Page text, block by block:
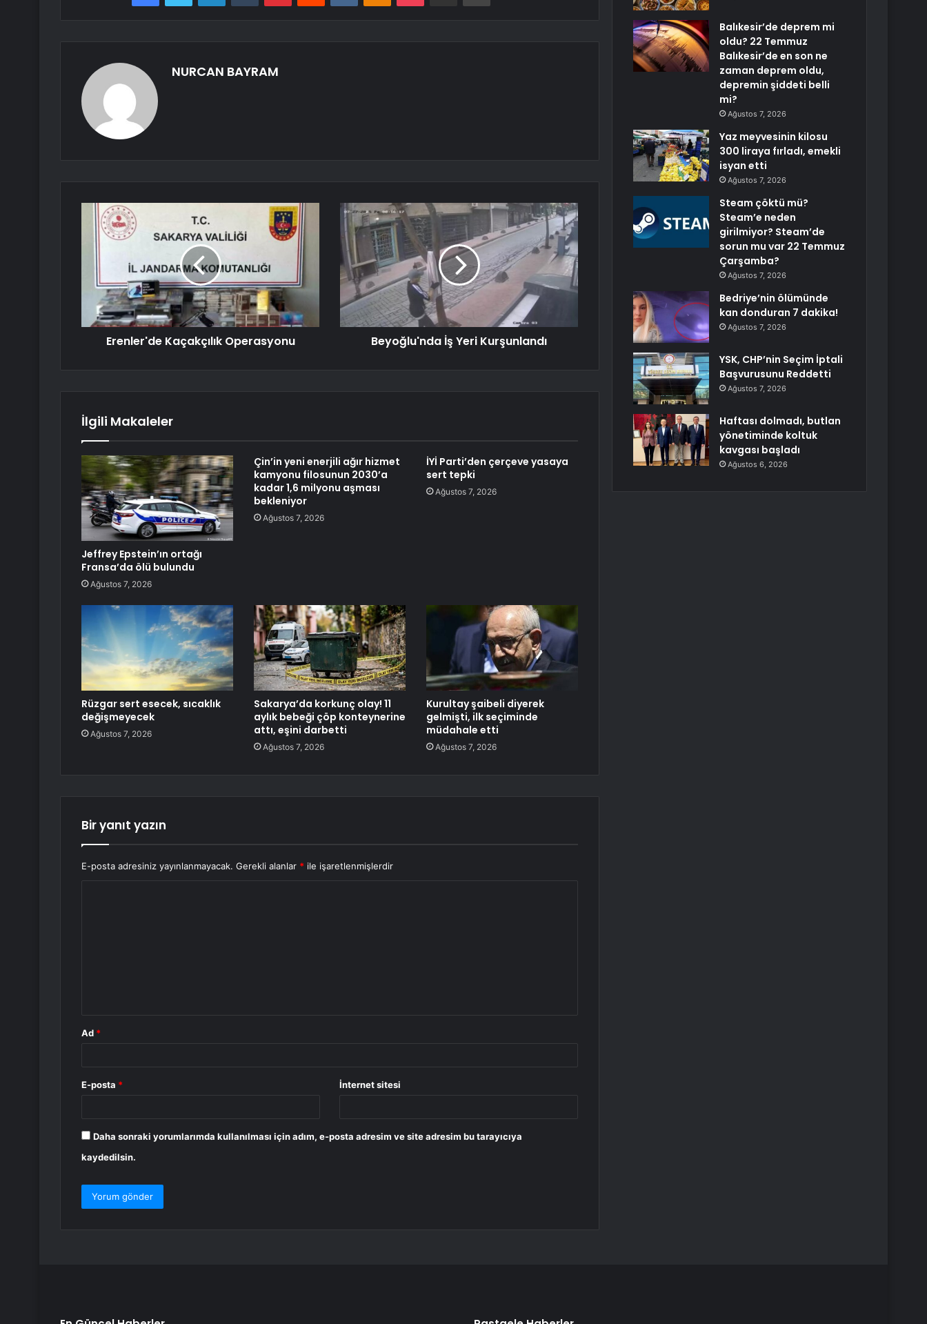
NURCAN BAYRAM
Erenler'de Kaçakçılık Operasyonu Beyoğlu'nda İş Yeri Kurşunlandı
İlgili Makaleler
Jeffrey Epstein’ın ortağı
Fransa’da ölü bulundu
Ağustos 7, 2026
Çin’in yeni enerjili ağır hizmet
kamyonu filosunun 2030’a
kadar 1,6 milyonu aşması
bekleniyor
Ağustos 7, 2026
İYİ Parti’den çerçeve yasaya
sert tepki
Ağustos 7, 2026
Rüzgar sert esecek, sıcaklık
değişmeyecek
Ağustos 7, 2026
Sakarya’da korkunç olay! 11
aylık bebeği çöp konteynerine
attı, eşini darbetti
Ağustos 7, 2026
Kurultay şaibeli diyerek
gelmişti, ilk seçiminde
müdahale etti
Ağustos 7, 2026
Bir yanıt yazın
E-posta adresiniz yayınlanmayacak. Gerekli alanlar * ile işaretlenmişlerdir
Ad *
E-posta * İnternet sitesi
Daha sonraki yorumlarımda kullanılması için adım, e-posta adresim ve site adresim bu tarayıcıya
kaydedilsin.
Balıkesir’de deprem mi
oldu? 22 Temmuz
Balıkesir’de en son ne
zaman deprem oldu,
depremin şiddeti belli
mi?
Ağustos 7, 2026
Yaz meyvesinin kilosu
300 liraya fırladı, emekli
isyan etti
Ağustos 7, 2026
Steam çöktü mü?
Steam’e neden
girilmiyor? Steam’de
sorun mu var 22 Temmuz
Çarşamba?
Ağustos 7, 2026
Bedriye’nin ölümünde
kan donduran 7 dakika!
Ağustos 7, 2026
YSK, CHP’nin Seçim İptali
Başvurusunu Reddetti
Ağustos 7, 2026
Haftası dolmadı, butlan
yönetiminde koltuk
kavgası başladı
Ağustos 6, 2026